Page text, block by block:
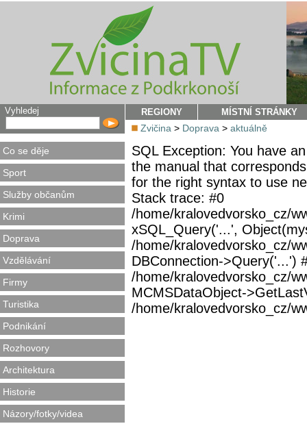
Vyhledej
Co se děje
Sport
Služby občanům
Krimi
Doprava
Vzdělávání
Firmy
Turistika
Podnikání
Rozhovory
Architektura
Historie
Názory/fotky/videa
REGIONY MÍSTNÍ STRÁNKY
Zvičina > Doprava > aktuálně
SQL Exception: You have
the manual that
for the right syntax to use
Stack trace: #0
/home/kralovedvorsko_cz/
xSQL_Query('...',
/home/kralovedvorsko_cz/
DBConnection->Query('...')
/home/kralovedvorsko_cz/
MCMSDataObject-
/home/kralovedvorsko_cz/